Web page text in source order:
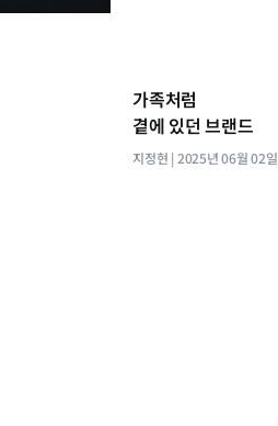
가족처럼
곁에 있던 브랜드
지정현 2025년 06월 02일